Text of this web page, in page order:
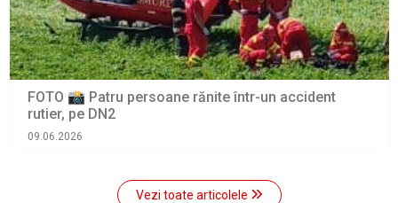
FOTO 📸 Patru persoane rănite într-un accident
rutier, pe DN2
09.06.2026
Vezi toate articolele